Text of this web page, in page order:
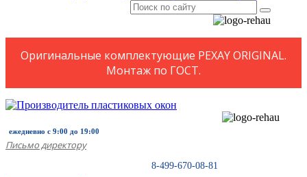
Оригинальные комплектующие PEXAY ORIGINAL.
Монтаж по ГОСТ.
ежедневно с 9:00 до 19:00
Письмо директору
8-499-670-08-81